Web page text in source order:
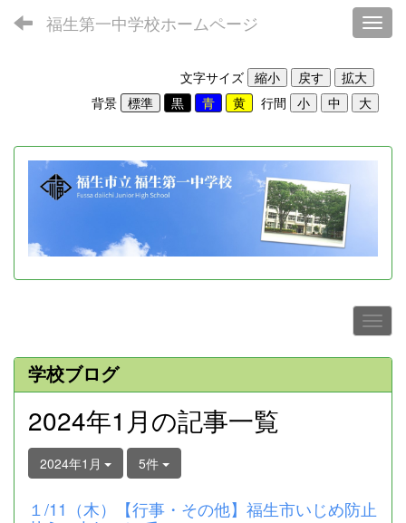
福生第一中学校ホームページ
文字サイズ
背景
行間
学校ブログ
2024年1月の記事一覧
2024年1月 5件
１/11（木）【行事・その他】福生市いじめ防止